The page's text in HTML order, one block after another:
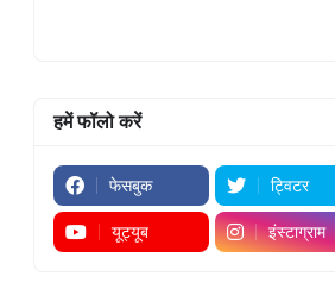
हमें फॉलो करें
फेसबुक ट्विटर
यूट्यूब इंस्टाग्राम